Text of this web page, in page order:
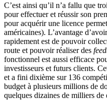
C’est ainsi qu’il n’a fallu que
pour effectuer et réussir son
pour acquérir une licence
américaines). L’avantage
rapidement est de pouvoir
route et pouvoir réaliser des
fonctionnel est aussi efficace
investisseurs et futurs clients.
et a fini dixième sur 136
budget à plusieurs millions de
quelques dizaines de milliers de